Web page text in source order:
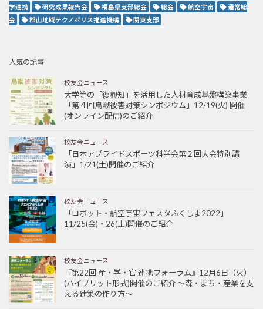
学連携
研究成果報告会 福島県支部総会 総会 航空宇宙
通常総
会
郡山地域テクノポリス推進機構 関東支部
人気の記事
校友会ニュース
大学等の「復興知」を活用した人材育成基盤構築事業
「第４回鳥獣被害対策シンポジウム」12/19(火) 開催
(オンライン配信)のご紹介
校友会ニュース
「日本アプライドスポーツ科学会第２回大会特別講
演」1/21(土)開催のご紹介
校友会ニュース
「ロボット・航空宇宙フェスタふくしま2022」
11/25(金)・26(土)開催のご紹介
校友会ニュース
『第22回 産・学・官 連携フォーラム』12月6日（火）
(ハイブリット形式)開催のご紹介 ～森・まち・産業を支
える建築の作り方～